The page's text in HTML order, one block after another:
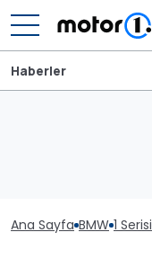
Haberler
Ana Sayfa BMW 1 Serisi